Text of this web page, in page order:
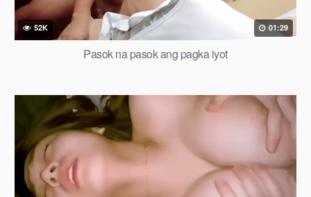
52K 01:29
Pasok na pasok ang pagka iyot